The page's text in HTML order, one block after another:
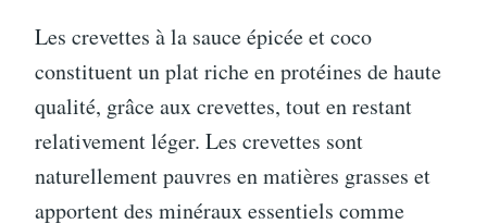
Les crevettes à la sauce épicée et coco
constituent un plat riche en protéines de haute
qualité, grâce aux crevettes, tout en restant
relativement léger. Les crevettes sont
naturellement pauvres en matières grasses et
apportent des minéraux essentiels comme